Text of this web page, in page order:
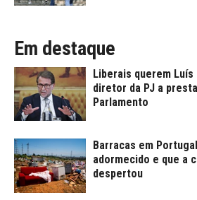
Em destaque
Liberais querem
diretor da PJ a
Parlamento
Barracas em
adormecido e que a
despertou